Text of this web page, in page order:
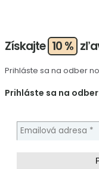
Získajte 10 %
Prihláste sa na odber
Prihláste sa na